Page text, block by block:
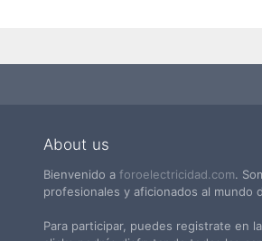
About us
Bienvenido a foroelectricidad.com.
profesionales y aficionados al mundo
Para participar, puedes registrate en